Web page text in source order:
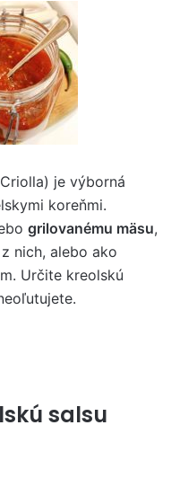
je výborná
koreňmi.
grilovanému mäsu,
nich, alebo ako
Určite kreolskú
salsu